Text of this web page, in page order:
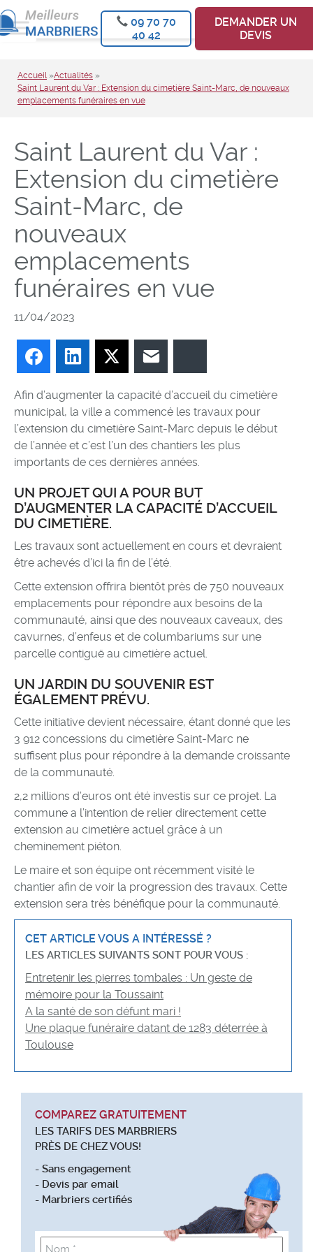
09 70 70
40 42
DEMANDER UN
DEVIS
Accueil»Actualités »
Saint Laurent du Var : Extension du cimetière Saint-Marc, de nouveaux
emplacements funéraires en vue
Saint Laurent du Var :
Extension du cimetière
Saint-Marc, de
nouveaux
emplacements
funéraires en vue
11/04/2023
FacebookLinkedIn Twitter
Afin d’augmenter la capacité d’accueil du cimetière
municipal, la ville a commencé les travaux pour
l’extension du cimetière Saint-Marc depuis le début
de l’année et c’est l’un des chantiers les plus
importants de ces dernières années.
UN PROJET QUI A POUR BUT
D’AUGMENTER LA CAPACITÉ D’ACCUEIL
DU CIMETIÈRE.
Les travaux sont actuellement en cours et devraient
être achevés d’ici la fin de l’été.
Cette extension offrira bientôt près de 750 nouveaux
emplacements pour répondre aux besoins de la
communauté, ainsi que des nouveaux caveaux, des
cavurnes, d’enfeus et de columbariums sur une
parcelle contiguë au cimetière actuel.
UN JARDIN DU SOUVENIR EST
ÉGALEMENT PRÉVU.
Cette initiative devient nécessaire, étant donné que les
3 912 concessions du cimetière Saint-Marc ne
suffisent plus pour répondre à la demande croissante
de la communauté.
2,2 millions d’euros ont été investis sur ce projet. La
commune a l’intention de relier directement cette
extension au cimetière actuel grâce à un
cheminement piéton.
Le maire et son équipe ont récemment visité le
chantier afin de voir la progression des travaux. Cette
extension sera très bénéfique pour la communauté.
CET ARTICLE VOUS A INTÉRESSÉ ?
LES ARTICLES SUIVANTS SONT POUR VOUS :
Entretenir les pierres tombales : Un geste de
mémoire pour la Toussaint
A la santé de son défunt mari !
Une plaque funéraire datant de 1283 déterrée à
Toulouse
COMPAREZ GRATUITEMENT
LES TARIFS DES MARBRIERS
PRÈS DE CHEZ VOUS!
- Sans engagement
- Devis par email
- Marbriers certifiés